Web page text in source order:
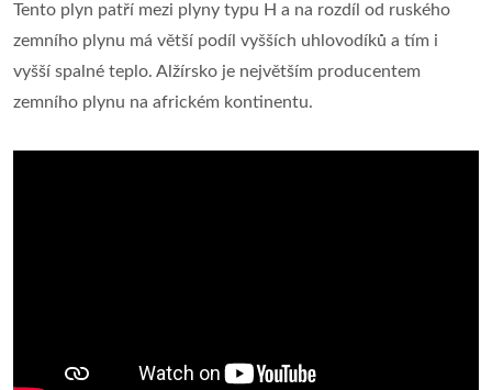
Tento plyn patří mezi plyny typu H a na rozdíl od ruského
zemního plynu má větší podíl vyšších uhlovodíků a tím i
vyšší spalné teplo. Alžírsko je největším producentem
zemního plynu na africkém kontinentu.